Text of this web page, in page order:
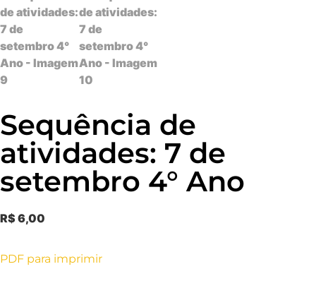
Sequência de
atividades: 7 de
setembro 4° Ano
R$6,00
PDF para imprimir